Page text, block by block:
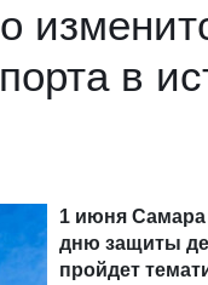
в
1 июня
дню защиты
пройдет